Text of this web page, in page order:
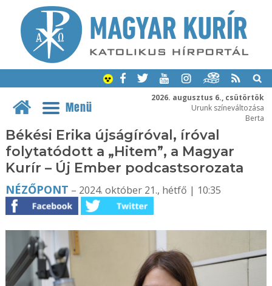
2026. augusztus 6., csütörtök
Urunk színeváltozása
Berta
Menü
Békési Erika újságíróval, íróval
folytatódott a „Hitem”, a Magyar
Kurír – Új Ember podcastsorozata
NÉZŐPONT – 2024. október 21., hétfő | 10:35